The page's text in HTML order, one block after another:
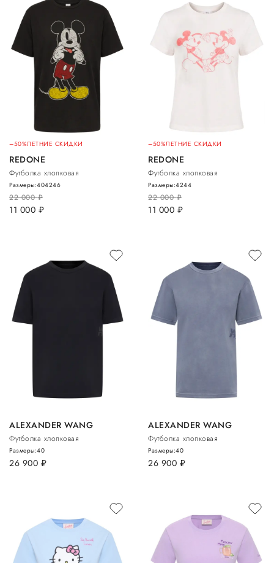
–50%ЛЕТНИЕ СКИДКИ
REDONE
Футболка хлопковая
22 000руб.
11 000 руб.
Размеры:404246
–50%ЛЕТНИЕ СКИДКИ
REDONE
Футболка хлопковая
22 000руб.
11 000 руб.
Размеры:4244
ALEXANDER WANG
Футболка хлопковая
26 900 руб.
Размеры:40
ALEXANDER WANG
Футболка хлопковая
26 900 руб.
Размеры:40